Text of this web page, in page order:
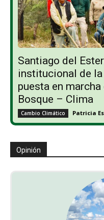
Santiago del
institucional de la
puesta en
Bosque – Clima
Cambio Climático Patricia
Opinión